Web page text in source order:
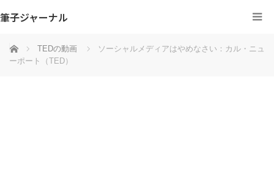
筆子ジャーナル
ホーム TEDの動画
ソーシャルメディアはやめなさい：カル・ニュ
ーポート（TED）